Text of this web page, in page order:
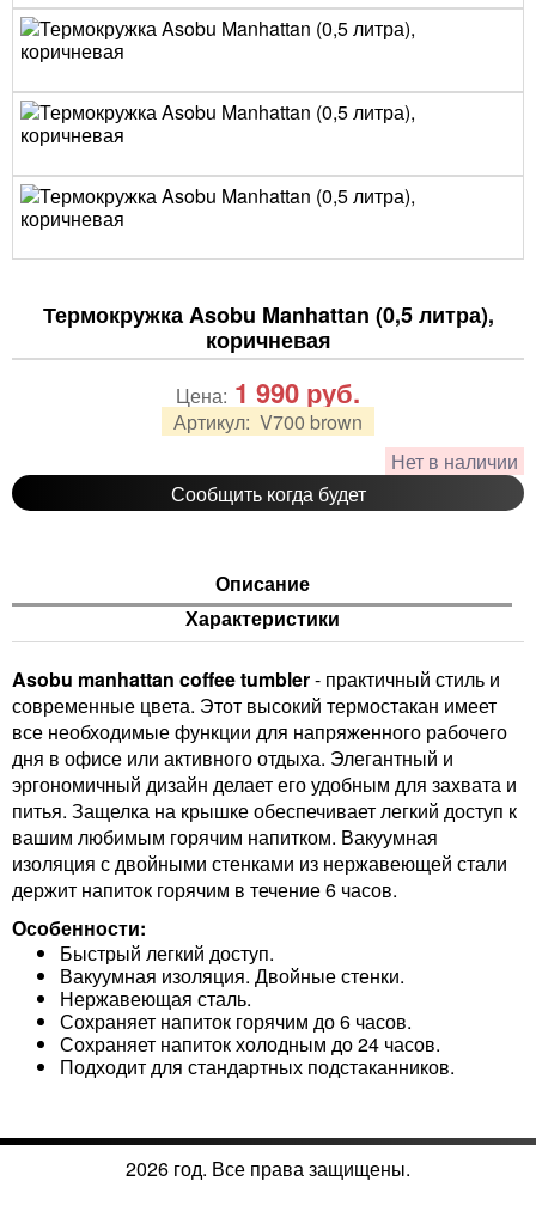
Термокружка Asobu Manhattan (0,5 литра),
коричневая
Артикул: V700 brown
Нет в наличии
Сообщить когда будет
Цена: 1 990 руб.
Описание
Характеристики
Asobu manhattan coffee tumbler- практичный стиль и
современные цвета. Этот высокий термостакан имеет
все необходимые функции для напряженного рабочего
дня в офисе или активного отдыха. Элегантный и
эргономичный дизайн делает его удобным для захвата и
питья. Защелка на крышке обеспечивает легкий доступ к
вашим любимым горячим напитком. Вакуумная
изоляция с двойными стенками из нержавеющей стали
держит напиток горячим в течение 6 часов.
Особенности:
Быстрый легкий доступ.
Вакуумная изоляция. Двойные стенки.
Нержавеющая сталь.
Сохраняет напиток горячим до 6 часов.
Сохраняет напиток холодным до 24 часов.
Подходит для стандартных подстаканников.
2026 год. Все права защищены.